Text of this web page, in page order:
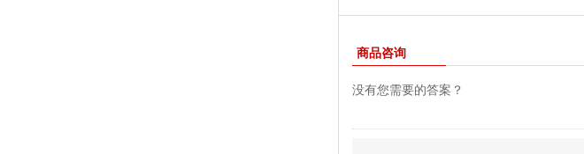
商品咨询
没有您需要的答案？